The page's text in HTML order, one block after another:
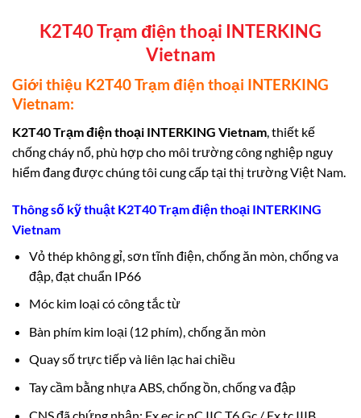
K2T40 Trạm điện thoại INTERKING
Vietnam
Giới thiệu K2T40 Trạm điện thoại INTERKING
Vietnam:
K2T40 Trạm điện thoại INTERKING Vietnam , thiết kế
chống cháy nổ, phù hợp cho môi trường công nghiệp nguy
hiểm đang được chúng tôi cung cấp tại thị trường Việt Nam.
Thông số kỹ thuật K2T40 Trạm điện thoại INTERKING
Vietnam
Vỏ thép không gỉ, sơn tĩnh điện, chống ăn mòn, chống va
đập, đạt chuẩn IP66
Móc kim loại có công tắc từ
Bàn phím kim loại (12 phím), chống ăn mòn
Quay số trực tiếp và liên lạc hai chiều
Tay cầm bằng nhựa ABS, chống ồn, chống va đập
CNS đã chứng nhận: Ex ec ic nC IIC T6 Gc / Ex tc IIIB